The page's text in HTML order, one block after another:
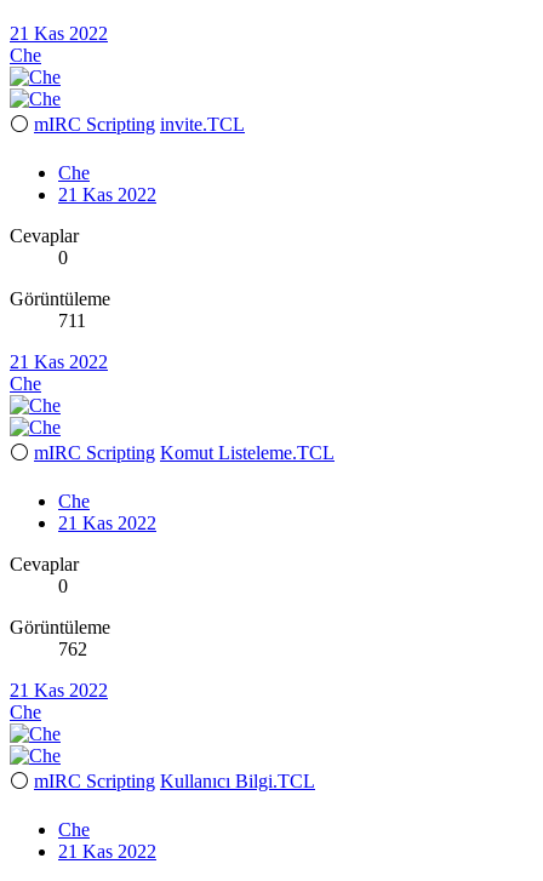
21 Kas 2022
Che
⚪ mIRC Scripting invite.TCL
Che
21 Kas 2022
Cevaplar
0
Görüntüleme
711
21 Kas 2022
Che
⚪ mIRC Scripting Komut Listeleme.TCL
Che
21 Kas 2022
Cevaplar
0
Görüntüleme
762
21 Kas 2022
Che
⚪ mIRC Scripting Kullanıcı Bilgi.TCL
Che
21 Kas 2022